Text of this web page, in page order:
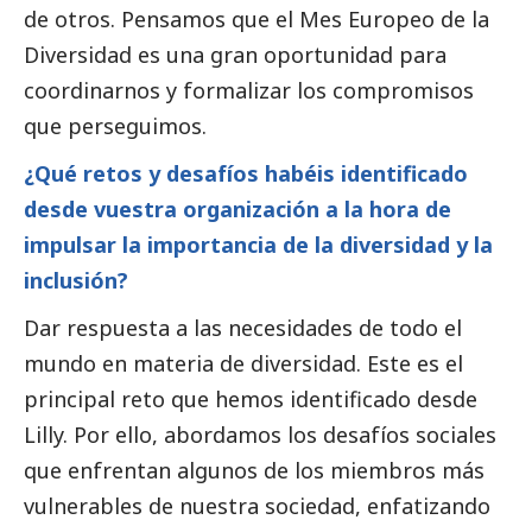
de otros. Pensamos que el Mes Europeo de la
Diversidad es una gran oportunidad para
coordinarnos y formalizar los compromisos
que perseguimos.
¿Qué retos y desafíos habéis identificado
desde vuestra organización a la hora de
impulsar la importancia de la diversidad y la
inclusión?
Dar respuesta a las necesidades de todo el
mundo en materia de diversidad. Este es el
principal reto que hemos identificado desde
Lilly. Por ello, abordamos los desafíos sociales
que enfrentan algunos de los miembros más
vulnerables de nuestra sociedad, enfatizando